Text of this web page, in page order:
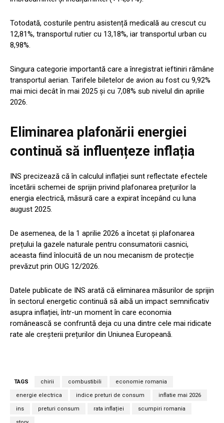
Totodată, costurile pentru asistență medicală au crescut cu
12,81%, transportul rutier cu 13,18%, iar transportul urban cu
8,98%.
Singura categorie importantă care a înregistrat ieftiniri rămâne
transportul aerian. Tarifele biletelor de avion au fost cu 9,92%
mai mici decât în mai 2025 și cu 7,08% sub nivelul din aprilie
2026.
Eliminarea plafonării energiei
continuă să influențeze inflația
INS precizează că în calculul inflației sunt reflectate efectele
încetării schemei de sprijin privind plafonarea prețurilor la
energia electrică, măsură care a expirat începând cu luna
august 2025.
De asemenea, de la 1 aprilie 2026 a încetat și plafonarea
prețului la gazele naturale pentru consumatorii casnici,
aceasta fiind înlocuită de un nou mecanism de protecție
prevăzut prin OUG 12/2026.
Datele publicate de INS arată că eliminarea măsurilor de sprijin
în sectorul energetic continuă să aibă un impact semnificativ
asupra inflației, într-un moment în care economia
românească se confruntă deja cu una dintre cele mai ridicate
rate ale creșterii prețurilor din Uniunea Europeană.
TAGS chirii combustibili economie romania
energie electrica indice preturi de consum inflatie mai 2026
ins preturi consum rata inflației scumpiri romania